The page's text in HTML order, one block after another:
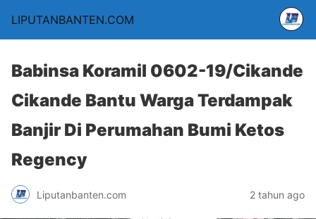
LIPUTANBANTEN.COM
Babinsa Koramil 0602-19/Cikande
Cikande Bantu Warga Terdampak
Banjir Di Perumahan Bumi Ketos
Regency
Liputanbanten.com 2 tahun ago